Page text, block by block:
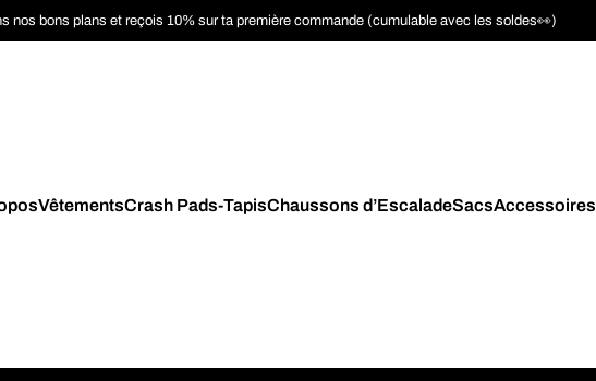
nos bons plans et reçois 10% sur ta première commande (cumulable avec les soldes👀)
VêtementsCrash Pads-TapisChaussons d’EscaladeSacsAccessoires